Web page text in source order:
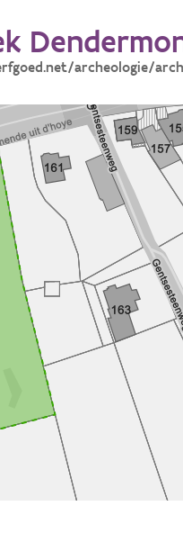
archeologie/